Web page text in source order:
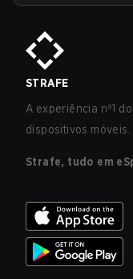
STRAFE
A experiência nº1
dispositivos móveis.
Strafe, tudo em